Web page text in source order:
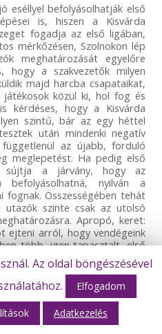
eséllyel befolyásolhatják első
is, hiszen a Kisvárda
fogadja az első ligában,
mérkőzésen, Szolnokon lép
meghatározását egyelőre
hogy a szakvezetők milyen
majd harcba csapataikat,
közül ki, hol fog és
kérdéses, hogy a Kisvárda
szintű, bár az egy héttel
után mindenki negatív
az újabb, forduló
meglepetést. Ha pedig első
sújtja a járvány, hogy az
befolyásolhatná, nyilván a
Összességében tehát
szinte csak az utolsó
Apropó, keret:
ejteni arról, hogy vendégeink
több, igen tapasztalt, első
is helyet kaphat, hiszen elég
Rubus Tamás, Himics
Dantes Bertucci Lucas – aki
idényben Békéscsabán is
Hej Viktor nevét említeni, akik
alkalommal is segítették az
Az oldal böngészésével
Elfogadom
Adatkezelés